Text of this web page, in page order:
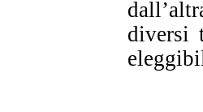
diversi